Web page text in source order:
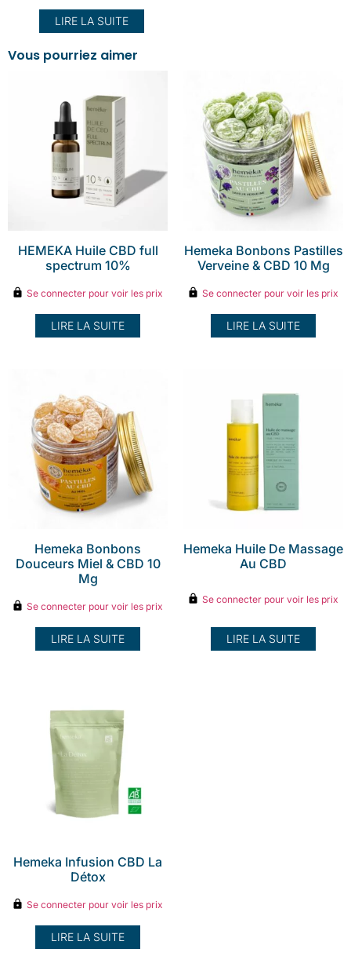
LIRE LA SUITE
Vous pourriez aimer
HEMEKA Huile CBD full
spectrum 10%
Se connecter pour voir les prix
LIRE LA SUITE
Hemeka Bonbons Pastilles
Verveine & CBD 10 Mg
Se connecter pour voir les prix
LIRE LA SUITE
Hemeka Bonbons
Douceurs Miel & CBD 10
Mg
Se connecter pour voir les prix
LIRE LA SUITE
Hemeka Huile De Massage
Au CBD
Se connecter pour voir les prix
LIRE LA SUITE
Hemeka Infusion CBD La
Détox
Se connecter pour voir les prix
LIRE LA SUITE